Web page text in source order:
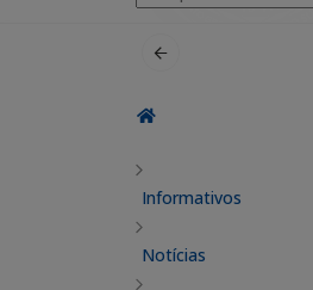
por:
Informativos
Notícias